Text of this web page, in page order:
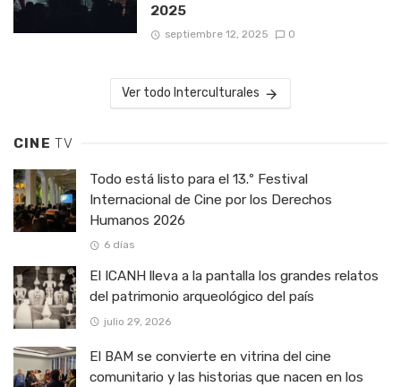
2025
septiembre 12, 2025 0
Ver todo Interculturales
CINETV
Todo está listo para el 13.º Festival
Internacional de Cine por los Derechos
Humanos 2026
6 días
El ICANH lleva a la pantalla los grandes relatos
del patrimonio arqueológico del país
julio 29, 2026
El BAM se convierte en vitrina del cine
comunitario y las historias que nacen en los